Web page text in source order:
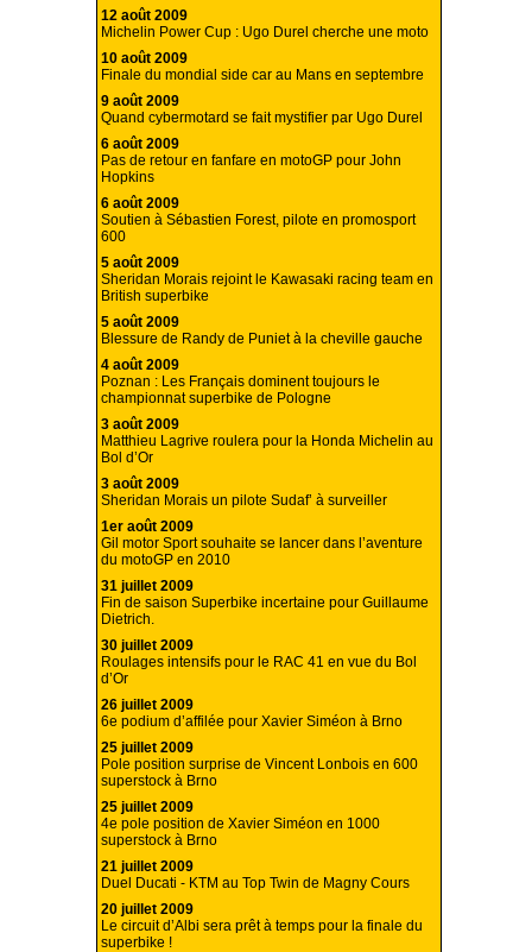
12 août 2009
Michelin Power Cup : Ugo Durel cherche une moto
10 août 2009
Finale du mondial side car au Mans en septembre
9 août 2009
Quand cybermotard se fait mystifier par Ugo Durel
6 août 2009
Pas de retour en fanfare en motoGP pour John
Hopkins
6 août 2009
Soutien à Sébastien Forest, pilote en promosport
600
5 août 2009
Sheridan Morais rejoint le Kawasaki racing team en
British superbike
5 août 2009
Blessure de Randy de Puniet à la cheville gauche
4 août 2009
Poznan : Les Français dominent toujours le
championnat superbike de Pologne
3 août 2009
Matthieu Lagrive roulera pour la Honda Michelin au
Bol d’Or
3 août 2009
Sheridan Morais un pilote Sudaf’ à surveiller
1er août 2009
Gil motor Sport souhaite se lancer dans l’aventure
du motoGP en 2010
31 juillet 2009
Fin de saison Superbike incertaine pour Guillaume
Dietrich.
30 juillet 2009
Roulages intensifs pour le RAC 41 en vue du Bol
d’Or
26 juillet 2009
6e podium d’affilée pour Xavier Siméon à Brno
25 juillet 2009
Pole position surprise de Vincent Lonbois en 600
superstock à Brno
25 juillet 2009
4e pole position de Xavier Siméon en 1000
superstock à Brno
21 juillet 2009
Duel Ducati - KTM au Top Twin de Magny Cours
20 juillet 2009
Le circuit d’Albi sera prêt à temps pour la finale du
superbike !